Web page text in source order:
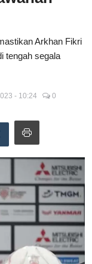
Arkhan Fikri
tengah segala
- 10:24 0